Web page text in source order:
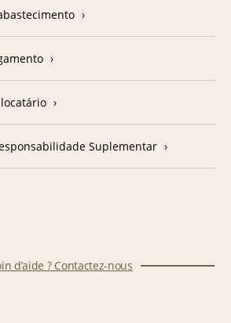
Suplementar
d’aide ? Contactez-nous